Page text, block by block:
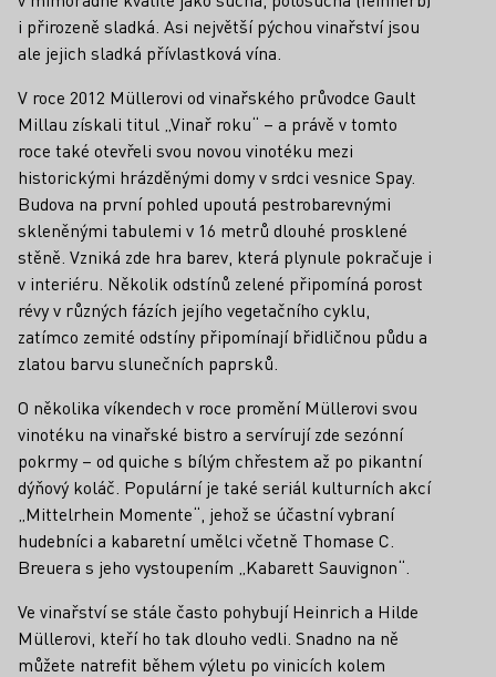
i přirozeně sladká. Asi největší pýchou vinařství jsou
ale jejich sladká přívlastková vína.
V roce 2012 Müllerovi od vinařského průvodce Gault
Millau získali titul „Vinař roku“ – a právě v tomto
roce také otevřeli svou novou vinotéku mezi
historickými hrázděnými domy v srdci vesnice Spay.
Budova na první pohled upoutá pestrobarevnými
skleněnými tabulemi v 16 metrů dlouhé prosklené
stěně. Vzniká zde hra barev, která plynule pokračuje i
v interiéru. Několik odstínů zelené připomíná porost
révy v různých fázích jejího vegetačního cyklu,
zatímco zemité odstíny připomínají břidličnou půdu a
zlatou barvu slunečních paprsků.
O několika víkendech v roce promění Müllerovi svou
vinotéku na vinařské bistro a servírují zde sezónní
pokrmy – od quiche s bílým chřestem až po pikantní
dýňový koláč. Populární je také seriál kulturních akcí
„Mittelrhein Momente“, jehož se účastní vybraní
hudebníci a kabaretní umělci včetně Thomase C.
Breuera s jeho vystoupením „Kabarett Sauvignon“.
Ve vinařství se stále často pohybují Heinrich a Hilde
Müllerovi, kteří ho tak dlouho vedli. Snadno na ně
můžete natrefit během výletu po vinicích kolem